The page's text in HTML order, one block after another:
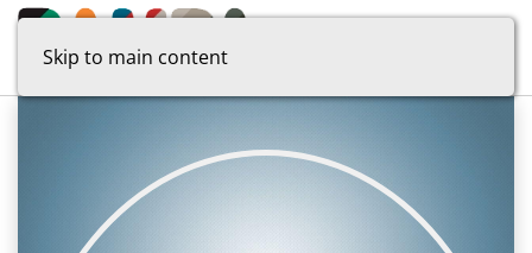
Skip to main content